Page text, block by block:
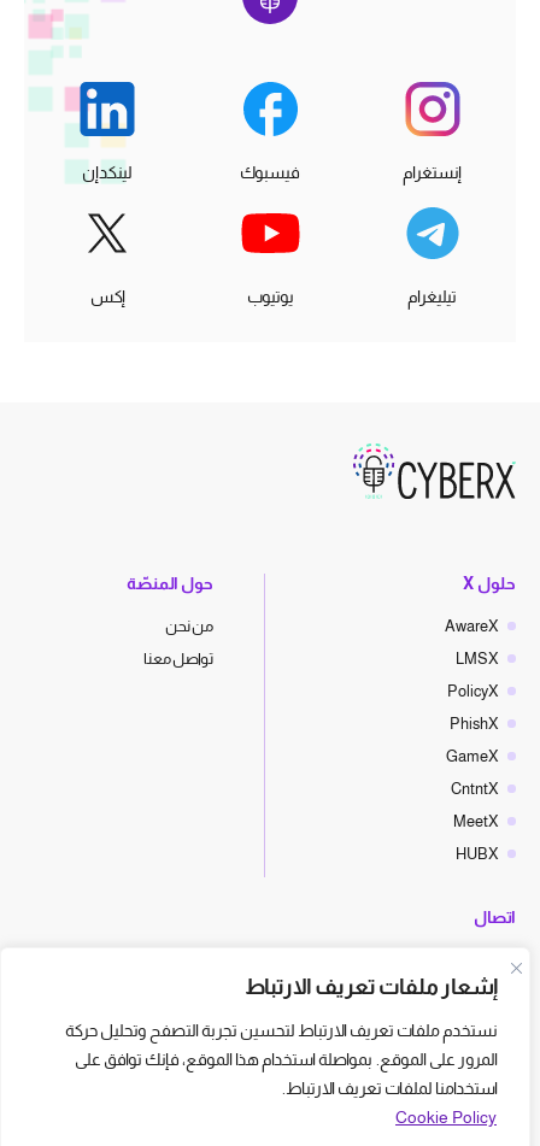
إشعار ملفات تعريف الارتباط
نستخدم ملفات تعريف الارتباط لتحسين تجربة التصفح وتحليل حركة
المرور على الموقع. بمواصلة استخدام هذا الموقع، فإنك توافق على
استخدامنا لملفات تعريف الارتباط.
Cookie Policy
إنستغرام فيسبوك لينكدإن
تيليغرام يوتيوب إكس
حلول X
AwareX
LMSX
PolicyX
PhishX
GameX
CntntX
MeetX
HUBX
حول المنصّة
من نحن
تواصل معنا
اتصال
hello@cyberx.world